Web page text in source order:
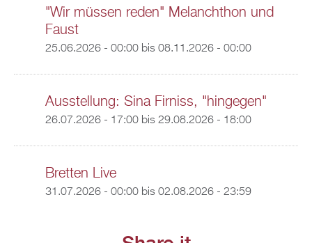
"Wir müssen reden" Melanchthon und
Faust
25.06.2026 - 00:00bis 08.11.2026 - 00:00
Ausstellung: Sina Firniss, "hingegen"
26.07.2026 - 17:00bis 29.08.2026 - 18:00
Bretten Live
31.07.2026 - 00:00bis 02.08.2026 - 23:59